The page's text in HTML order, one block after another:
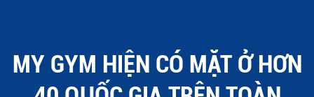
MY GYM HIỆN CÓ MẶT Ở HƠN